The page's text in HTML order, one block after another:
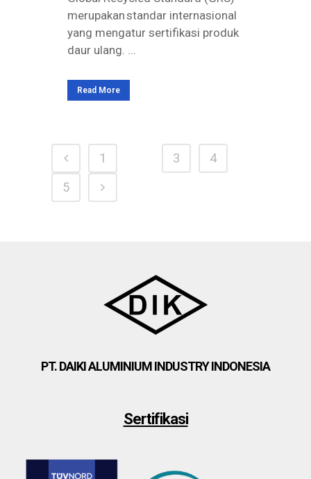
merupakan standar internasional
yang mengatur sertifikasi produk
daur ulang. ...
Read More
1 3
4
5
PT. DAIKI ALUMINIUM INDUSTRY INDONESIA
Sertifikasi